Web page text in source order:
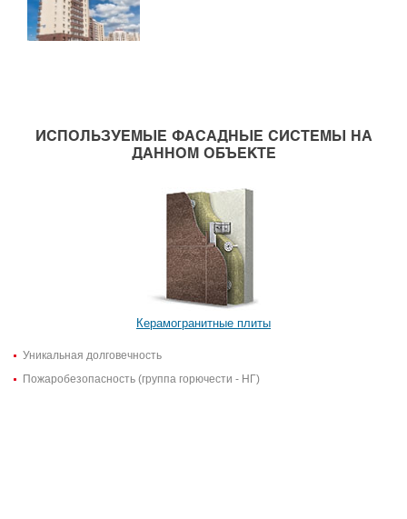
ИСПОЛЬЗУЕМЫЕ ФАСАДНЫЕ СИСТЕМЫ НА
ДАННОМ ОБЪЕКТЕ
Керамогранитные плиты
Уникальная долговечность
Пожаробезопасность (группа горючести - НГ)